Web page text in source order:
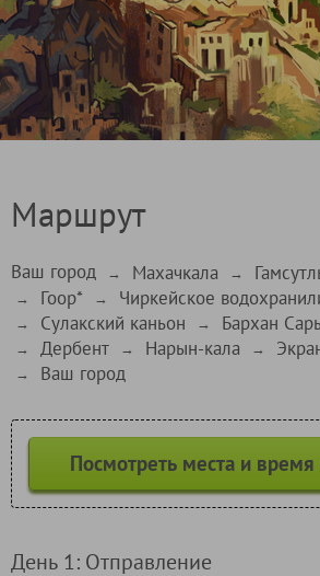
Маршрут
Ваш город → Махачкала →
→ Гоор* → Чиркейское
→ Сулакский каньон → Бархан
→ Дербент → Нарын-кала →
→ Ваш город
Посмотреть места и время
День 1: Отправление